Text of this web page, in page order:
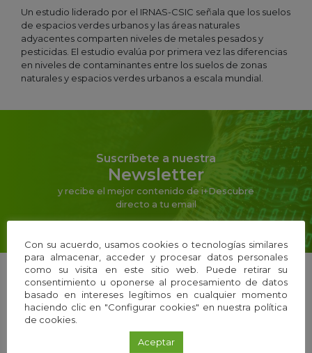
Un estudio liderado por el IRNAS-CSIC señala que los suelos
de espacios verdes urbanos y las áreas naturales
adyacentes comparten niveles de metales pesados y
pesticidas. El estudio evalúa por primera vez las diferencias
en niveles de contaminantes entre los suelos de zonas
naturales y espacios verdes urbanos a escala mundial.
Suscríbete a nuestra
Newsletter
y recibe el mejor contenido de i+Descubre
directo a tu email
La Fundación Equipo
Con su acuerdo, usamos cookies o tecnologías similares
para almacenar, acceder y procesar datos personales
como su visita en este sitio web. Puede retirar su
consentimiento u oponerse al procesamiento de datos
basado en intereses legítimos en cualquier momento
haciendo clic en "Configurar cookies" en nuestra política
de cookies.
Aceptar